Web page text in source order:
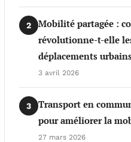
2
Mobilité partagée :
révolutionne-t-elle
déplacements
3 avril 2026
3
Transport en
pour améliorer la
27 mars 2026